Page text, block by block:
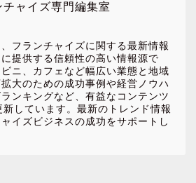
チャイズ専門編集室
フランチャイズに関する最新情報
提供する信頼性の高い情報源で
ニ、カフェなど幅広い業態と地域
大のための成功事例や経営ノウハ
ンキングなど、有益なコンテンツ
しています。最新のトレンド情報
イズビジネスの成功をサポートし